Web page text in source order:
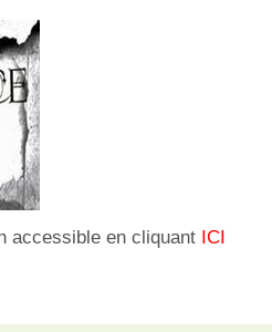
accessible en cliquant ICI